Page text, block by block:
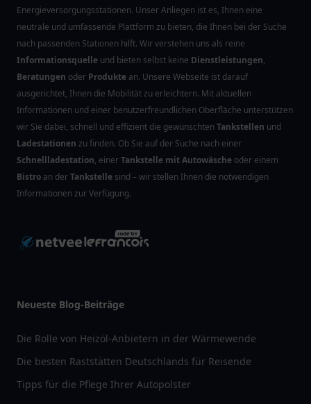
Energieversorgungsstationen. Unser Anliegen ist es, Ihnen eine
neutrale und umfassende Plattform zu bieten, die Ihnen bei der Suche
nach passenden Stationen hilft. Wir verstehen uns als reine
Informationsquelle und bieten selbst keine Dienstleistungen,
Beratungen oder Produkte an. Unsere Webseite ist darauf
ausgerichtet, Ihnen die Mobilität zu erleichtern. Mit aktuellen
Informationen und einer benutzerfreundlichen Oberfläche unterstützen
wir Sie dabei, schnell und effizient die gewünschtenTankstellen und
Ladestationen zu finden. Ob Sie auf der Suche nach einer
Schnellladestation, einerTankstelle mit Autowäsche oder einem
Bistro an derTankstelle sind – wir stellen Ihnen die notwendigen
Informationen zur Verfügung.
Neueste Blog-Beiträge
Die Rolle von Heizöl-Anbietern in der Wärmewende
Die besten Raststätten Deutschlands für Reisende
Tipps für die Pflege Ihrer Autopolster